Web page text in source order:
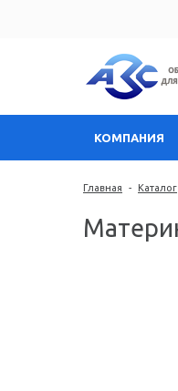
КОМПАНИЯ
Главная - Каталог